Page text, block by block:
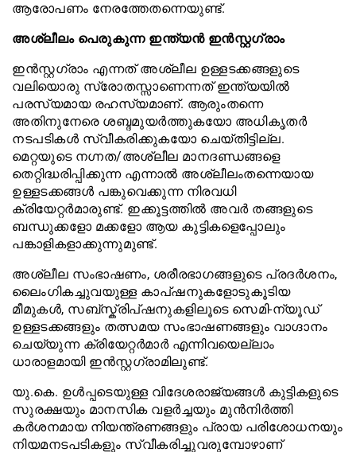
ആരോപണം നേരത്തേതന്നെയുണ്ട്.
അശ്ലീലം പെരുകുന്ന ഇന്ത്യൻ ഇൻസ്റ്റഗ്രാം
ഇൻസ്റ്റഗ്രാം എന്നത് അശ്ലീല ഉള്ളടക്കങ്ങളുടെ
വലിയൊരു സ്രോതസ്സാണെന്നത് ഇന്ത്യയിൽ
പരസ്യമായ രഹസ്യമാണ്. ആരുംതന്നെ
അതിനുനേരെ ശബ്ദമുയർത്തുകയോ അധികൃതർ
നടപടികൾ സ്വീകരിക്കുകയോ ചെയ്തിട്ടില്ല.
മെറ്റയുടെ നഗ്നത/അശ്ലീല മാനദണ്ഡങ്ങളെ
തെറ്റിദ്ധരിപ്പിക്കുന്ന എന്നാൽ അശ്ലീലംതന്നെയായ
ഉള്ളടക്കങ്ങൾ പങ്കുവെക്കുന്ന നിരവധി
ക്രിയേറ്റർമാരുണ്ട്. ഇക്കൂട്ടത്തിൽ അവർ തങ്ങളുടെ
ബന്ധുക്കളോ മക്കളോ ആയ കുട്ടികളെപ്പോലും
പങ്കാളികളാക്കുന്നുമുണ്ട്.
അശ്ലീല സംഭാഷണം, ശരീരഭാഗങ്ങളുടെ പ്രദർശനം,
ലൈംഗികച്ചുവയുള്ള കാപ്ഷനുകളോടുകൂടിയ
മീമുകൾ, സബ്സ്ക്രിപ്ഷനുകളിലൂടെ സെമി-ന്യൂഡ്
ഉള്ളടക്കങ്ങളും തത്സമയ സംഭാഷണങ്ങളും വാഗ്ദാനം
ചെയ്യുന്ന ക്രിയേറ്റർമാർ എന്നിവയെല്ലാം
ധാരാളമായി ഇൻസ്റ്റഗ്രാമിലുണ്ട്.
യു.കെ. ഉൾപ്പടെയുള്ള വിദേശരാജ്യങ്ങൾ കുട്ടികളുടെ
സുരക്ഷയും മാനസിക വളർച്ചയും മുൻനിർത്തി
കർശനമായ നിയന്ത്രണങ്ങളും പ്രായ പരിശോധനയും
നിയമനടപടികളും സ്വീകരിച്ചുവരുമ്പോഴാണ്